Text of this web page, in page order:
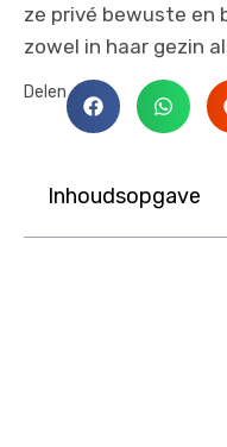
ze privé bewuste en
zowel in haar gezin
Delen
Inhoudsopgave